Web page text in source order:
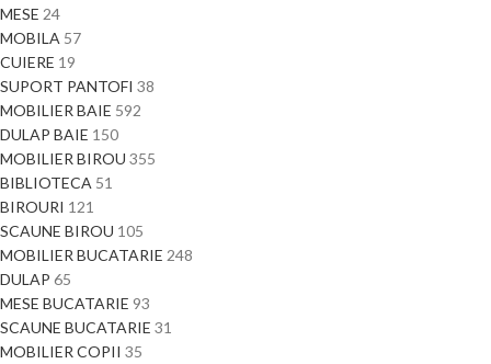
MESE 24
MOBILA 57
CUIERE 19
SUPORT PANTOFI 38
MOBILIER BAIE 592
DULAP BAIE 150
MOBILIER BIROU 355
BIBLIOTECA 51
BIROURI 121
SCAUNE BIROU 105
MOBILIER BUCATARIE 248
DULAP 65
MESE BUCATARIE 93
SCAUNE BUCATARIE 31
MOBILIER COPII 35